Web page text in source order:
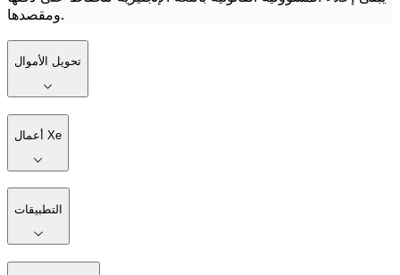
ومقصدها.
تحويل الأموال
أعمال Xe
التطبيقات